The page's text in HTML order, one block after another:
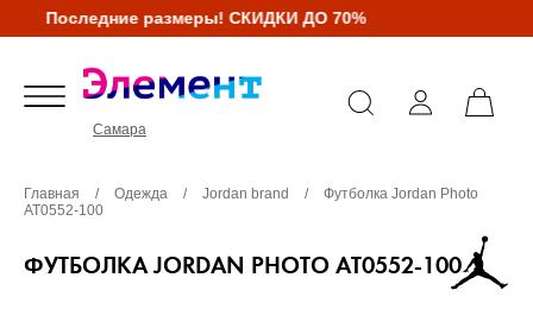
Последние размеры! СКИДКИ ДО 70%
Самара
Главная / Одежда / Jordan brand /
Футболка Jordan Photo
AT0552-100
ФУТБОЛКА JORDAN PHOTO AT0552-100